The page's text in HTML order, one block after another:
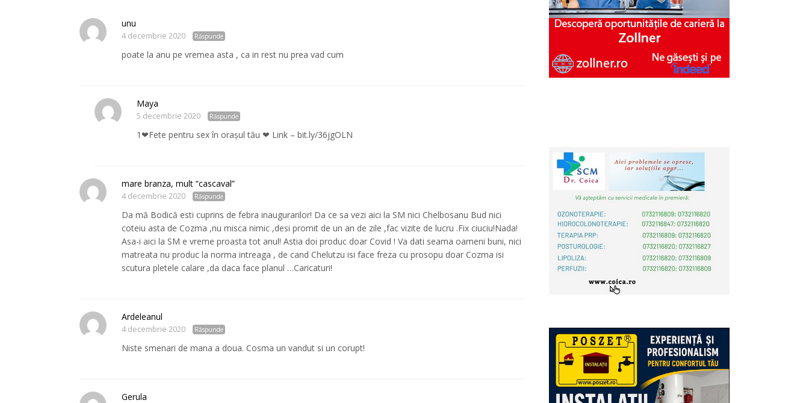
unu
4 decembrie 2020 Răspunde
poate la anu pe vremea asta , ca in rest nu prea vad cum
Maya
5 decembrie 2020 Răspunde
1❤Fete pentru sex în orașul tău ❤ Link – bit.ly/36jgOLN
mare branza, mult “cascaval”
4 decembrie 2020 Răspunde
Da mă Bodică esti cuprins de febra inaugurarilor! Da ce sa vezi aici la SM nici Chelbosanu Bud nici
coteiu asta de Cozma ,nu misca nimic ,desi promit de un an de zile ,fac vizite de lucru .Fix ciuciu!Nada!
Asa-i aici la SM e vreme proasta tot anul! Astia doi produc doar Covid ! Va dati seama oameni buni, nici
matreata nu produc la norma intreaga , de cand Chelutzu isi face freza cu prosopu doar Cozma isi
scutura pletele calare ,da daca face planul …Caricaturi!
Ardeleanul
4 decembrie 2020 Răspunde
Niste smenari de mana a doua. Cosma un vandut si un corupt!
Gerula